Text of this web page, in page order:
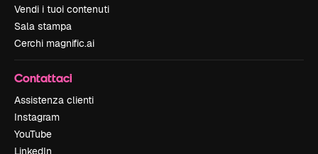
Vendi i tuoi contenuti
Sala stampa
Cerchi magnific.ai
Contattaci
Assistenza clienti
Instagram
YouTube
LinkedIn